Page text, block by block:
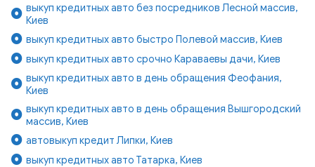
выкуп кредитных авто без посредников Лесной массив,
Киев
выкуп кредитных авто быстро Полевой массив, Киев
выкуп кредитных авто срочно Караваевы дачи, Киев
выкуп кредитных авто в день обращения Феофания,
Киев
выкуп кредитных авто в день обращения Вышгородский
массив, Киев
автовыкуп кредит Липки, Киев
выкуп кредитных авто Татарка, Киев